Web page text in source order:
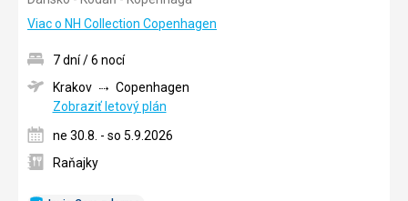
Viac o NH Collection Copenhagen
7 dní / 6 nocí
Krakov
Copenhagen
Zobraziť letový plán
ne 30.8. - so 5.9.2026
Raňajky